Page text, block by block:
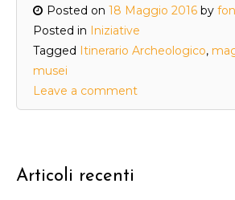
Posted on 18 Maggio 2016 by
Posted in Iniziative
Tagged Itinerario Archeologico,
musei
Leave a comment
Articoli recenti